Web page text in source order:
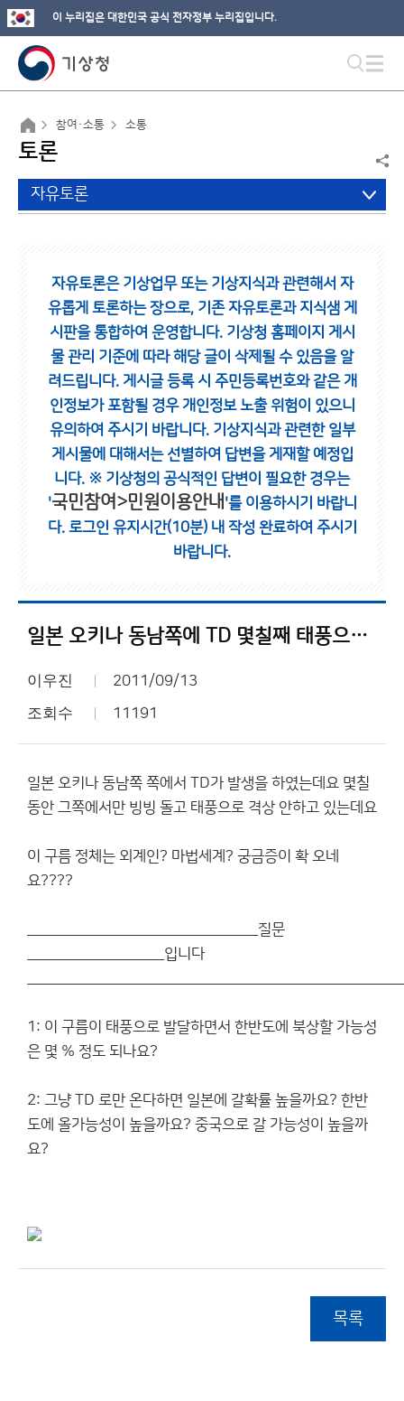
이 누리집은 대한민국 공식 전자정부 누리집입니다.
참여·소통 소통
토론
자유토론
자유토론은 기상업무 또는 기상지식과 관련해서 자
유롭게 토론하는 장으로, 기존 자유토론과 지식샘 게
시판을 통합하여 운영합니다. 기상청 홈페이지 게시
물 관리 기준에 따라 해당 글이 삭제될 수 있음을 알
려드립니다. 게시글 등록 시 주민등록번호와 같은 개
인정보가 포함될 경우 개인정보 노출 위험이 있으니
유의하여 주시기 바랍니다. 기상지식과 관련한 일부
게시물에 대해서는 선별하여 답변을 게재할 예정입
니다. ※ 기상청의 공식적인 답변이 필요한 경우는
'국민참여>민원이용안내 '를 이용하시기 바랍니
다. 로그인 유지시간(10분) 내 작성 완료하여 주시기
바랍니다.
일본 오키나 동남쪽에 TD 몇칠째 태풍으로????????
이우진 2011/09/13
조회수 11191
일본 오키나 동남쪽 쪽에서 TD가 발생을 하였는데요 몇칠
동안 그쪽에서만 빙빙 돌고 태풍으로 격상 안하고 있는데요
이 구름 정체는 외계인? 마법세계? 궁금증이 확 오네
요????
________________________________질문
___________________입니다
1: 이 구름이 태풍으로 발달하면서 한반도에 북상할 가능성
은 몇 % 정도 되나요?
2: 그냥 TD 로만 온다하면 일본에 갈확률 높을까요? 한반
도에 올가능성이 높을까요? 중국으로 갈 가능성이 높을까
요?
목록